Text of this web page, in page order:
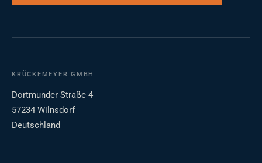
KRÜCKEMEYER GMBH
Dortmunder Straße 4
57234 Wilnsdorf
Deutschland